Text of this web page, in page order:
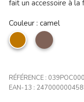
fait un accessoire à
Couleur : camel
camel taupe
RÉFÉRENCE :
EAN-13 :